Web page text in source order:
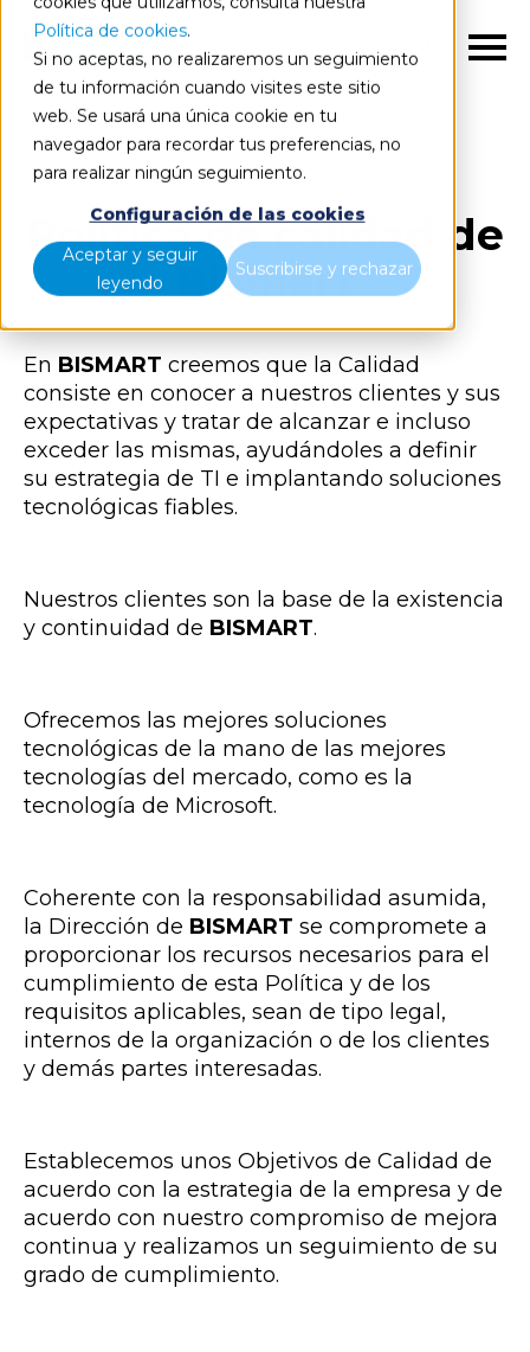
Política de cookies.
Si no aceptas, no realizaremos un seguimiento
de tu información cuando visites este sitio
web. Se usará una única cookie en tu
navegador para recordar tus preferencias, no
para realizar ningún seguimiento.
Configuración de las cookies
Aceptar y seguir
leyendo
Suscribirse y rechazar
ES
Política de calidad de
Bismart
En BISMART creemos que la Calidad
consiste en conocer a nuestros clientes y sus
expectativas y tratar de alcanzar e incluso
exceder las mismas, ayudándoles a definir
su estrategia de TI e implantando soluciones
tecnológicas fiables.
Nuestros clientes son la base de la existencia
y continuidad de BISMART.
Ofrecemos las mejores soluciones
tecnológicas de la mano de las mejores
tecnologías del mercado, como es la
tecnología de Microsoft.
Coherente con la responsabilidad asumida,
la Dirección de BISMART se compromete a
proporcionar los recursos necesarios para el
cumplimiento de esta Política y de los
requisitos aplicables, sean de tipo legal,
internos de la organización o de los clientes
y demás partes interesadas.
Establecemos unos Objetivos de Calidad de
acuerdo con la estrategia de la empresa y de
acuerdo con nuestro compromiso de mejora
continua y realizamos un seguimiento de su
grado de cumplimiento.